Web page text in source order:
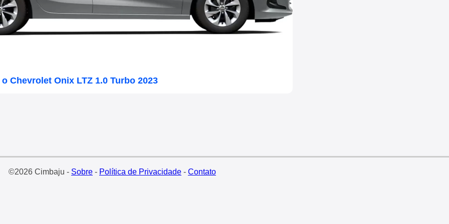
Chevrolet Onix LTZ 1.0 Turbo 2023
©2026 Cimbaju - Sobre- Política de Privacidade- Contato